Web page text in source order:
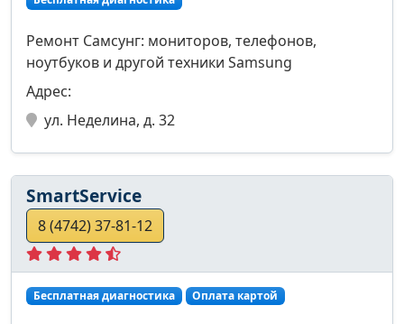
Ремонт Самсунг: мониторов, телефонов,
ноутбуков и другой техники Samsung
Адрес:
ул. Неделина, д. 32
SmartService
8 (4742) 37-81-12
Бесплатная диагностика Оплата картой